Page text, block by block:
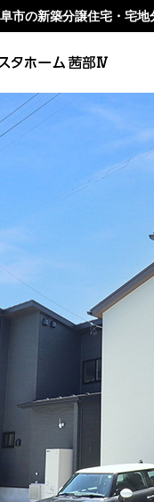
市の新築分譲住宅・宅地